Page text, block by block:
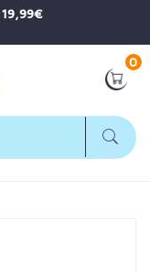
19,99€
0